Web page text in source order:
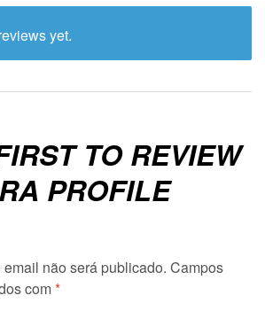
yet.
TO REVIEW
PROFILE
não será publicado. Campos
com*